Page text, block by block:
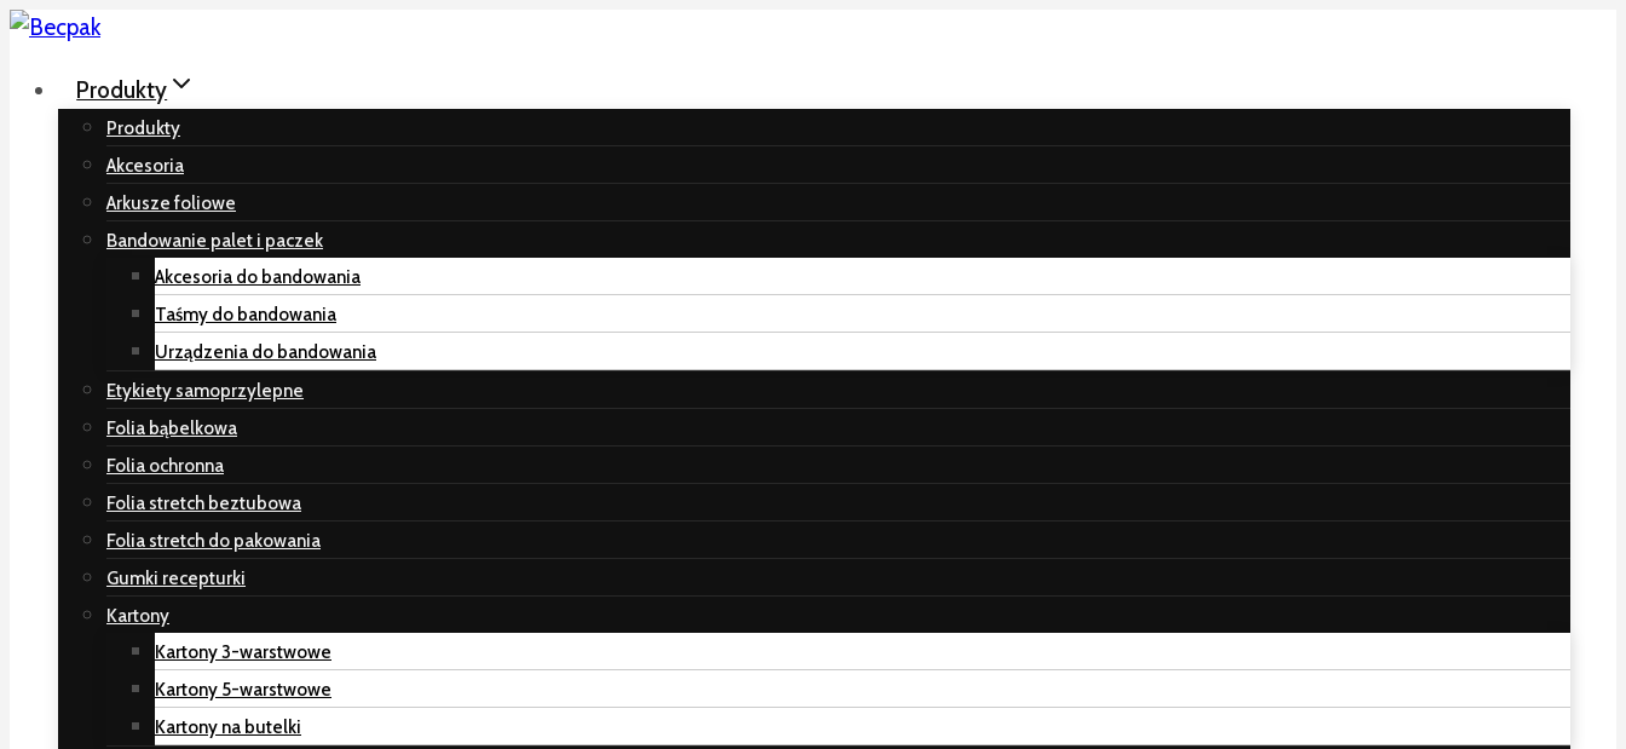
Przeskocz
treści
Produkty
Produkty
Akcesoria
Arkusze foliowe
Bandowanie palet i paczek
Akcesoria do bandowania
Taśmy do bandowania
Urządzenia do bandowania
Etykiety samoprzylepne
Folia bąbelkowa
Folia ochronna
Folia stretch beztubowa
Folia stretch do pakowania
Gumki recepturki
Kartony
Kartony 3-warstwowe
Kartony 5-warstwowe
Kartony na butelki